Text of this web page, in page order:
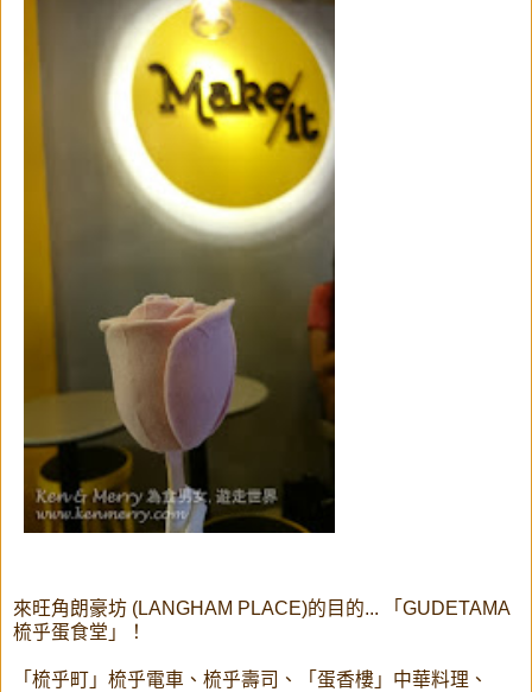
來旺角朗豪坊 (LANGHAM PLACE)的目的... 「GUDETAMA
梳乎蛋食堂」！
「梳乎町」梳乎電車、梳乎壽司、「蛋香樓」中華料理、